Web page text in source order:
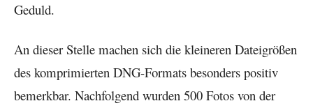
Geduld.
An dieser Stelle machen sich die kleineren Dateigrößen
des komprimierten DNG-Formats besonders positiv
bemerkbar. Nachfolgend wurden 500 Fotos von der